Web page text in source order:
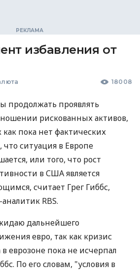
избавления от
18008
продолжать проявлять
рискованных активов,
как пока нет фактических
что ситуация в Европе
или того, что рост
в США является
считает Грег Гиббс,
RBS.
дальнейшего
евро, так как кризис
в еврозоне пока не исчерпал
По его словам, "условия в